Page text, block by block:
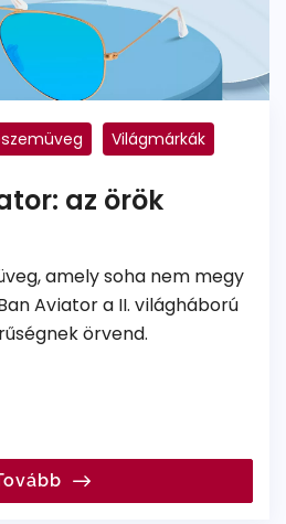
Világmárkák
az örök
amely soha nem megy
Aviator a II. világháború
örvend.